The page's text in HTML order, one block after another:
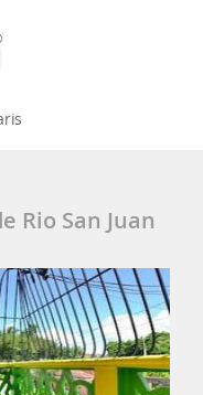
Rio San Juan